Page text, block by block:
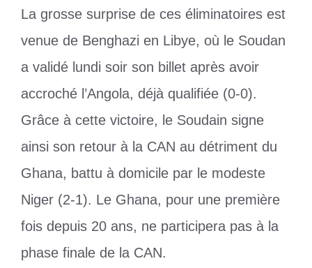
La grosse surprise de ces éliminatoires est
venue de Benghazi en Libye, où le Soudan
a validé lundi soir son billet après avoir
accroché l’Angola, déjà qualifiée (0-0).
Grâce à cette victoire, le Soudain signe
ainsi son retour à la CAN au détriment du
Ghana, battu à domicile par le modeste
Niger (2-1). Le Ghana, pour une première
fois depuis 20 ans, ne participera pas à la
phase finale de la CAN.